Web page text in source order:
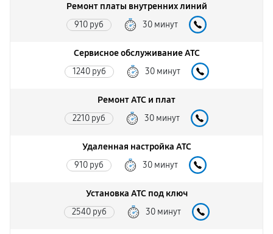
Ремонт платы внутренних линий
910 руб 30 минут
Сервисное обслуживание АТС
1240 руб 30 минут
Ремонт АТС и плат
2210 руб 30 минут
Удаленная настройка АТС
910 руб 30 минут
Установка АТС под ключ
2540 руб 30 минут